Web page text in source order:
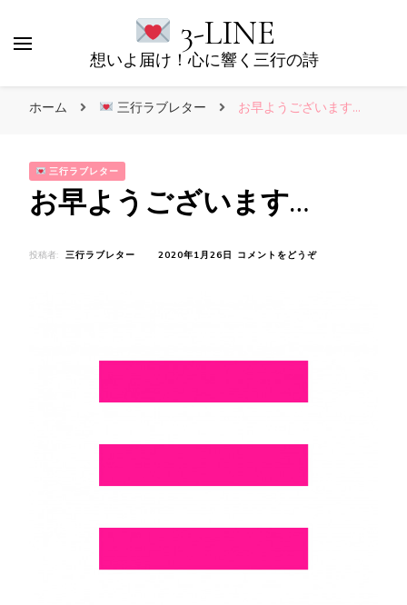
3-LINE
想いよ届け！心に響く三行の詩
ホーム 三行ラブレター お早ようございます…
三行ラブレター
お早ようございます…
投稿者: 三行ラブレター 2020年1月26日 コメントをどうぞ(お